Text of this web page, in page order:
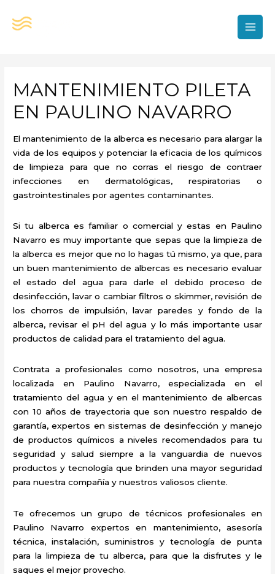
MANTENIMIENTO PILETA
EN PAULINO NAVARRO
El mantenimiento de la alberca es necesario para alargar la
vida de los equipos y potenciar la eficacia de los químicos
de limpieza para que no corras el riesgo de contraer
infecciones en dermatológicas, respiratorias o
gastrointestinales por agentes contaminantes.
Si tu alberca es familiar o comercial y estas en Paulino
Navarro es muy importante que sepas que la limpieza de
la alberca es mejor que no lo hagas tú mismo, ya que, para
un buen mantenimiento de albercas es necesario evaluar
el estado del agua para darle el debido proceso de
desinfección, lavar o cambiar filtros o skimmer, revisión de
los chorros de impulsión, lavar paredes y fondo de la
alberca, revisar el pH del agua y lo más importante usar
productos de calidad para el tratamiento del agua.
Contrata a profesionales como nosotros, una empresa
localizada en Paulino Navarro, especializada en el
tratamiento del agua y en el mantenimiento de albercas
con 10 años de trayectoria que son nuestro respaldo de
garantía, expertos en sistemas de desinfección y manejo
de productos químicos a niveles recomendados para tu
seguridad y salud siempre a la vanguardia de nuevos
productos y tecnología que brinden una mayor seguridad
para nuestra compañía y nuestros valiosos cliente.
Te ofrecemos un grupo de técnicos profesionales en
Paulino Navarro expertos en mantenimiento, asesoría
técnica, instalación, suministros y tecnología de punta
para la limpieza de tu alberca, para que la disfrutes y le
saques el mejor provecho.